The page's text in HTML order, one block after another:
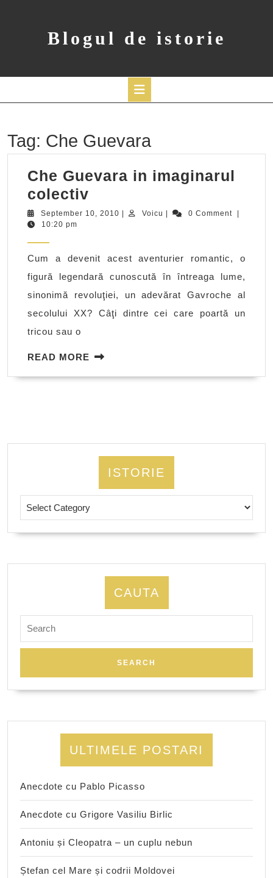
Blogul de istorie
Tag: Che Guevara
Che Guevara in imaginarul
colectiv
Guevara
colectiv
September 10, 2010 September
Voicu Voicu 0 Comment
10:20 pm
Cum a devenit acest aventurier romantic, o
figură legendară cunoscută în întreaga lume,
sinonimă revoluţiei, un adevărat Gavroche al
secolului XX? Câţi dintre cei care poartă un
tricou sau o
READ MORE READ
ISTORIE
CAUTA
for:
ULTIMELE POSTARI
Anecdote cu Pablo Picasso
Anecdote cu Grigore Vasiliu Birlic
Antoniu și Cleopatra – un cuplu nebun
Ștefan cel Mare și codrii Moldovei